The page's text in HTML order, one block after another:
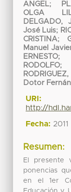
ANGEL;
OLGA
DELGADO,
José Luis;
CRISTINA;
Manuel
ERNESTO
RODOLFO
Dotor
URI:
http://
Fecha: 2011
Resumen:
El presente
ponencias
en el 1er